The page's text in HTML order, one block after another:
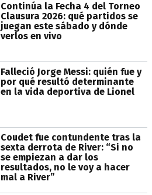
Continúa la Fecha 4 del Torneo
Clausura 2026: qué partidos se
juegan este sábado y dónde
verlos en vivo
Falleció Jorge Messi: quién fue y
por qué resultó determinante
en la vida deportiva de Lionel
Coudet fue contundente tras la
sexta derrota de River: “Si no
se empiezan a dar los
resultados, no le voy a hacer
mal a River”